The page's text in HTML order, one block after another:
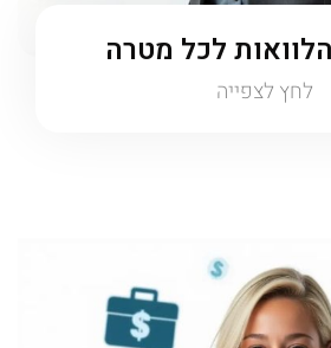
לכל מטרה
לחץ לצפייה